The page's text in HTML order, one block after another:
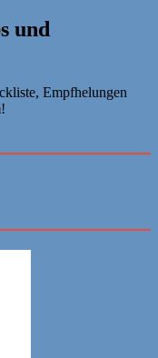
und
Empfhelungen